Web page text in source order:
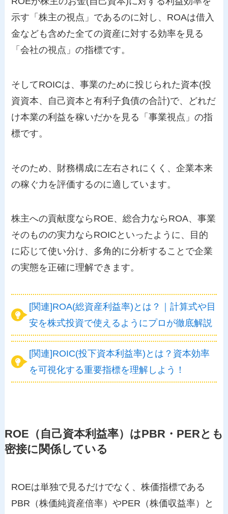
示す「株主の視点」であるのに対し、ROAは借入
金なども含めた全ての資産に対する効率を見る
「会社の視点」の指標です。
そしてROICは、事業のために投じられた資本(投
資資本、自己資本と有利子負債の合計)で、どれだ
け本業の利益を稼いだかを見る「事業視点」の指
標です。
そのため、財務構成に左右されにくく、企業本来
の稼ぐ力を評価するのに適しています。
株主への貢献度ならROE、総合力ならROA、事業
そのものの実力ならROICといったように、目的
に応じて使い分け、多角的に分析することで企業
の実態を正確に理解できます。
[関連]ROA(総資産利益率)とは？｜計算式や目
安を株式投資で使えるようにプロが徹底解説
[関連]ROIC(投下資本利益率)とは？資本効率
を可視化する重要指標を理解しよう！
ROE（自己資本利益率）はPBR・PERとも
密接に関係している
ROEは単独で見るだけでなく、株価指標である
PBR（株価純資産倍率）やPER（株価収益率）と